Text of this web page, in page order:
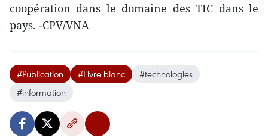
coopération dans le domaine des TIC dans le
pays. -CPV/VNA
#Publication #Livre blanc
#technologies
#information